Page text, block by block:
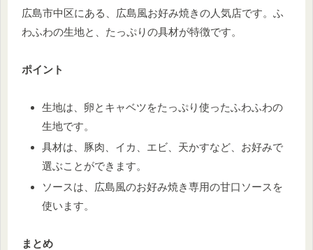
広島市中区にある、広島風お好み焼きの人気店です。ふ
わふわの生地と、たっぷりの具材が特徴です。
ポイント
生地は、卵とキャベツをたっぷり使ったふわふわの
生地です。
具材は、豚肉、イカ、エビ、天かすなど、お好みで
選ぶことができます。
ソースは、広島風のお好み焼き専用の甘口ソースを
使います。
まとめ